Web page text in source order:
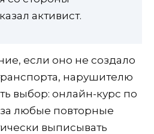
активист.
если оно не создало
нарушителю
выбор: онлайн-курс по
любые повторные
выписывать